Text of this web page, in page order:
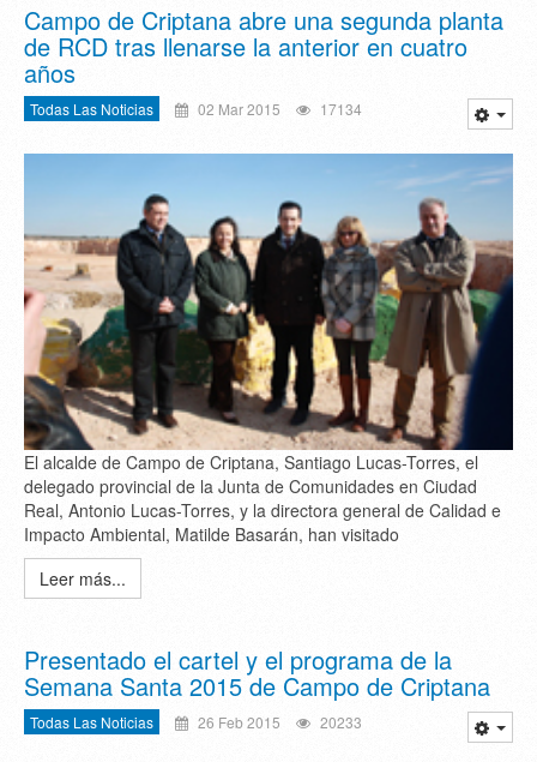
Campo de Criptana abre una segunda planta
de RCD tras llenarse la anterior en cuatro
años
Todas Las Noticias 02 Mar 2015 17134
El alcalde de Campo de Criptana, Santiago Lucas-Torres, el
delegado provincial de la Junta de Comunidades en Ciudad
Real, Antonio Lucas-Torres, y la directora general de Calidad e
Impacto Ambiental, Matilde Basarán, han visitado
Leer más...
Presentado el cartel y el programa de la
Semana Santa 2015 de Campo de Criptana
Todas Las Noticias 26 Feb 2015 20233